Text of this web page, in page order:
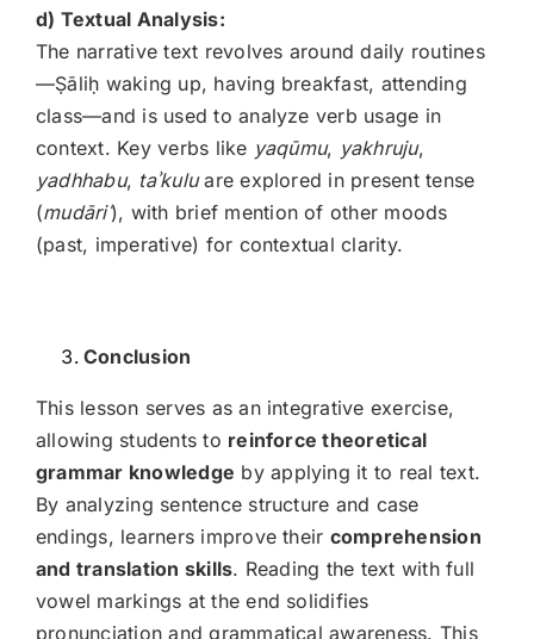
d) Textual Analysis:
The narrative text revolves around daily routines
—Ṣāliḥ waking up, having breakfast, attending
class—and is used to analyze verb usage in
context. Key verbs like yaqūmu, yakhruju,
yadhhabu, taʾkuluare explored in present tense
(mudāriʿ), with brief mention of other moods
(past, imperative) for contextual clarity.
Conclusion
This lesson serves as an integrative exercise,
allowing students to reinforce theoretical
grammar knowledge by applying it to real text.
By analyzing sentence structure and case
endings, learners improve their comprehension
and translation skills. Reading the text with full
vowel markings at the end solidifies
pronunciation and grammatical awareness. This